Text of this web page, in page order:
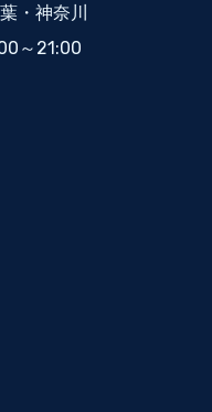
・神奈川
～21:00